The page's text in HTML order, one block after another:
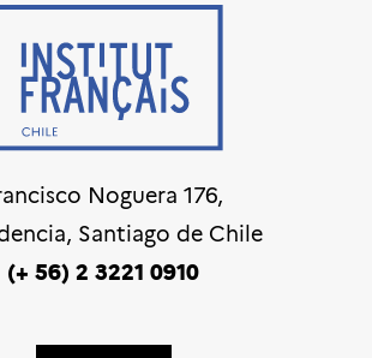
Noguera 176,
Santiago de Chile
(+ 56) 2 3221 0910